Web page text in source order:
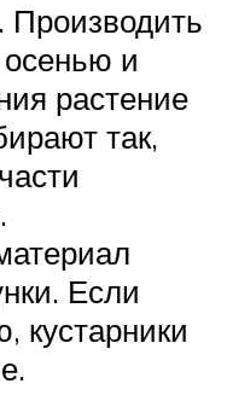
и
растение
так,
Если
кустарники